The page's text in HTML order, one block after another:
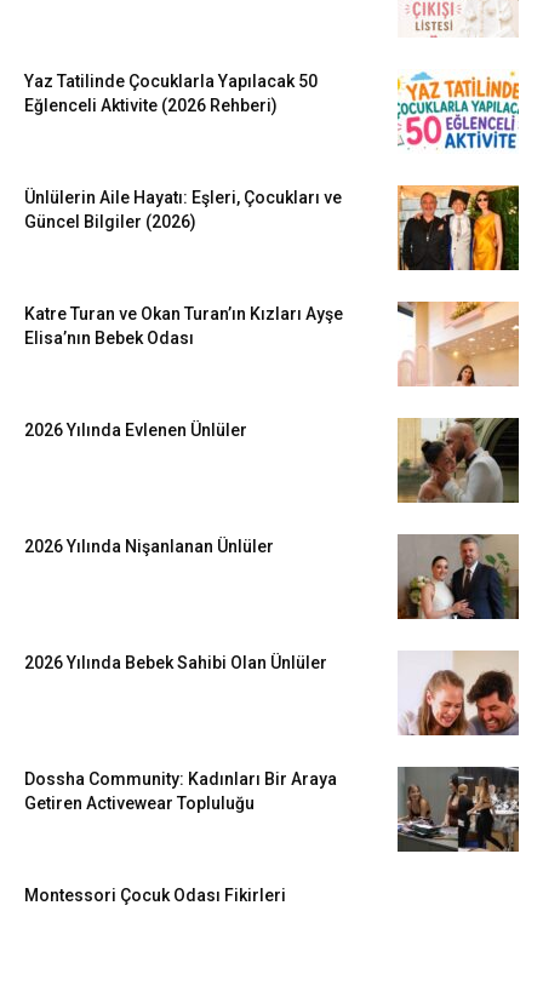
Yaz Tatilinde Çocuklarla Yapılacak 50
Eğlenceli Aktivite (2026 Rehberi)
Ünlülerin Aile Hayatı: Eşleri, Çocukları ve
Güncel Bilgiler (2026)
Katre Turan ve Okan Turan’ın Kızları Ayşe
Elisa’nın Bebek Odası
2026 Yılında Evlenen Ünlüler
2026 Yılında Nişanlanan Ünlüler
2026 Yılında Bebek Sahibi Olan Ünlüler
Dossha Community: Kadınları Bir Araya
Getiren Activewear Topluluğu
Montessori Çocuk Odası Fikirleri